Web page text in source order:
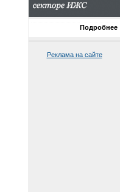
Подробнее
Реклама на сайте